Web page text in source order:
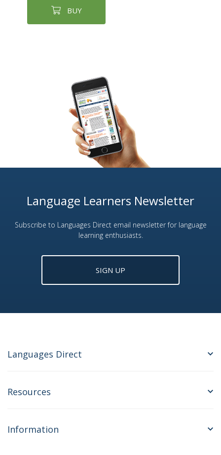
BUY
Language Learners Newsletter
Subscribe to Languages Direct email newsletter for language
learning enthusiasts.
SIGN UP
Languages Direct
Resources
Information